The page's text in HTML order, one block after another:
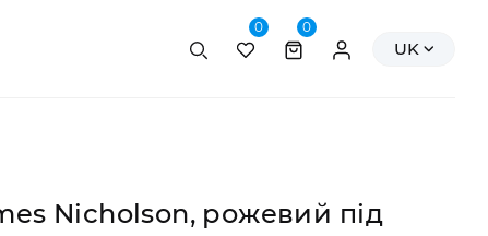
Пошук
0 0
Персональні
UK
Nicholson, рожевий під